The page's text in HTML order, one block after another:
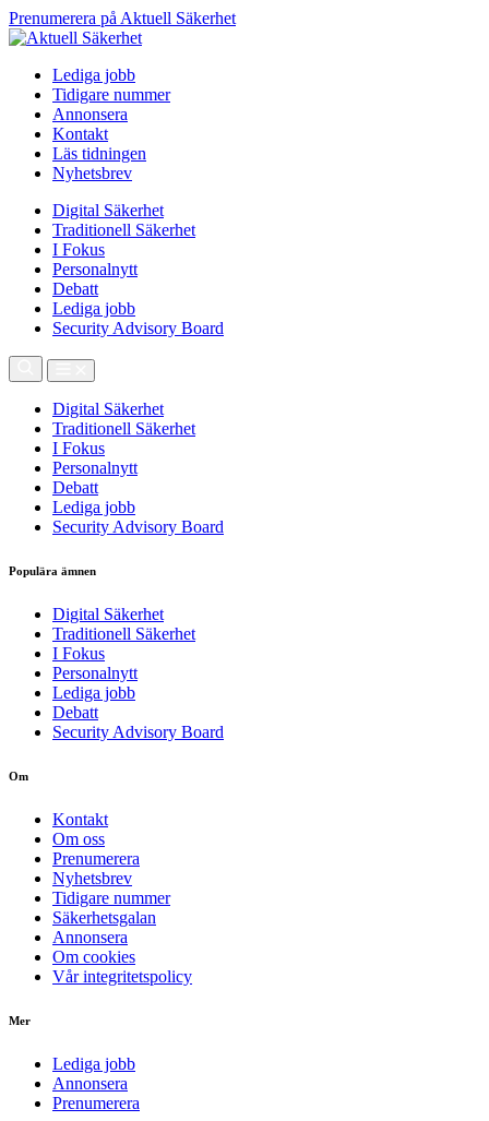
Prenumerera på Aktuell Säkerhet
Lediga jobb
Tidigare nummer
Annonsera
Kontakt
Läs tidningen
Nyhetsbrev
Digital Säkerhet
Traditionell Säkerhet
I Fokus
Personalnytt
Debatt
Lediga jobb
Security Advisory Board
Digital Säkerhet
Traditionell Säkerhet
I Fokus
Personalnytt
Debatt
Lediga jobb
Security Advisory Board
Populära ämnen
Digital Säkerhet
Traditionell Säkerhet
I Fokus
Personalnytt
Lediga jobb
Debatt
Security Advisory Board
Om
Kontakt
Om oss
Prenumerera
Nyhetsbrev
Tidigare nummer
Säkerhetsgalan
Annonsera
Om cookies
Vår integritetspolicy
Mer
Lediga jobb
Annonsera
Prenumerera